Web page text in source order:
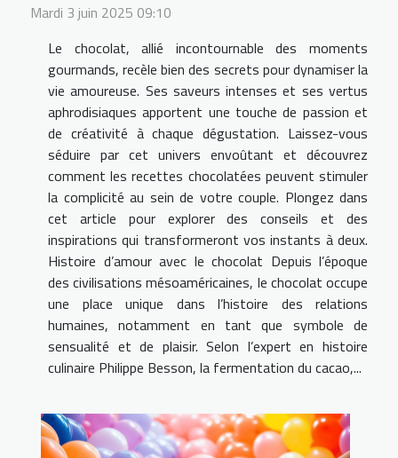
Mardi 3 juin 2025 09:10
Le chocolat, allié incontournable des moments
gourmands, recèle bien des secrets pour dynamiser la
vie amoureuse. Ses saveurs intenses et ses vertus
aphrodisiaques apportent une touche de passion et
de créativité à chaque dégustation. Laissez-vous
séduire par cet univers envoûtant et découvrez
comment les recettes chocolatées peuvent stimuler
la complicité au sein de votre couple. Plongez dans
cet article pour explorer des conseils et des
inspirations qui transformeront vos instants à deux.
Histoire d’amour avec le chocolat Depuis l’époque
des civilisations mésoaméricaines, le chocolat occupe
une place unique dans l’histoire des relations
humaines, notamment en tant que symbole de
sensualité et de plaisir. Selon l’expert en histoire
culinaire Philippe Besson, la fermentation du cacao,...